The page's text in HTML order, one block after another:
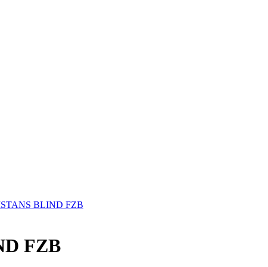
BLIND FZB
FZB